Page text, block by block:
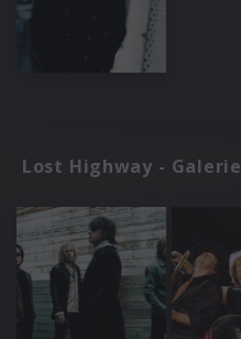
Lost Highway - Galerie